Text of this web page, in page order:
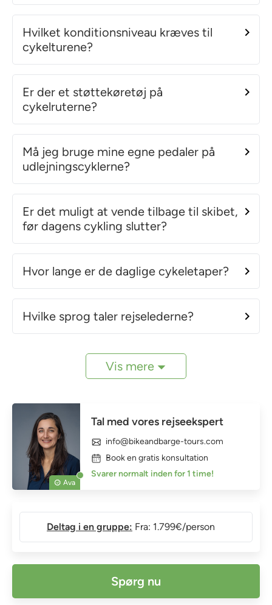
Hvilket konditionsniveau kræves til
cykelturene?
Er der et støttekøretøj på
cykelruterne?
Må jeg bruge mine egne pedaler på
udlejningscyklerne?
Er det muligt at vende tilbage til skibet,
før dagens cykling slutter?
Hvor lange er de daglige cykeletaper?
Hvilke sprog taler rejselederne?
Vis mere
Ava
Tal med vores rejseekspert
info@bikeandbarge-tours.com
Book en gratis konsultation
Svarer normalt inden for 1 time!
Deltag i en gruppe: Fra: 1.799€/person
Spørg nu